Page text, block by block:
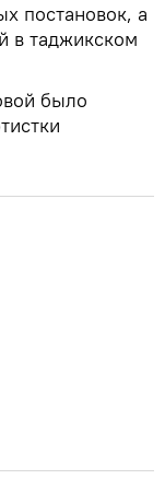
постановок, а
в таджикском
было